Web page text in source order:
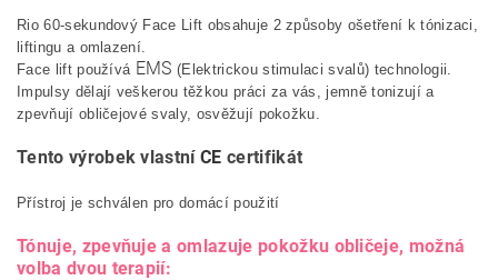
Rio 60-sekundový Face Lift obsahuje 2 způsoby ošetření k tónizaci,
liftingu a omlazení.
Face lift používá EMS(Elektrickou stimulaci svalů) technologii.
Impulsy dělají veškerou těžkou práci za vás, jemně tonizují a
zpevňují obličejové svaly, osvěžují pokožku.
Tento výrobek vlastníCE certifikát
Přístroj je schválen pro domácí použití
Tónuje, zpevňuje a omlazuje pokožku obličeje, možná
volba dvou terapií: